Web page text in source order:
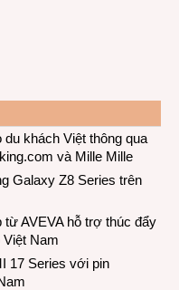
khách Việt thông qua
và Mille Mille
Galaxy Z8 Series trên
từ AVEVA hỗ trợ thúc đẩy
Việt Nam
17 Series với pin